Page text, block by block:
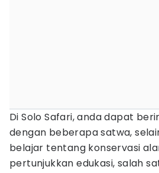
Di Solo Safari, anda dapat
dengan beberapa satwa,
belajar tentang konservasi
pertunjukkan edukasi, salah